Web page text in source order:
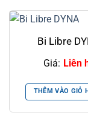
Bi Libre
Giá: Liên
THÊM VÀO GIỎ